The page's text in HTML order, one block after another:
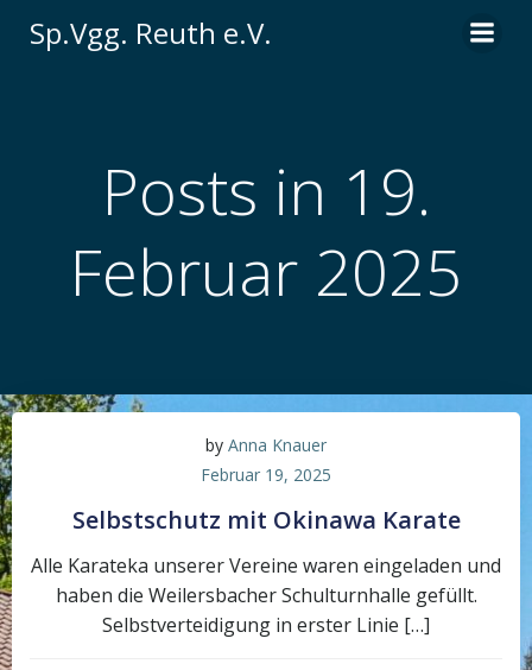
Inhalt
Sp.Vgg. Reuth e.V.
Posts in 19.
Februar 2025
by Anna Knauer
Februar 19, 2025
Selbstschutz mit Okinawa Karate
Alle Karateka unserer Vereine waren eingeladen und
haben die Weilersbacher Schulturnhalle gefüllt.
Selbstverteidigung in erster Linie […]